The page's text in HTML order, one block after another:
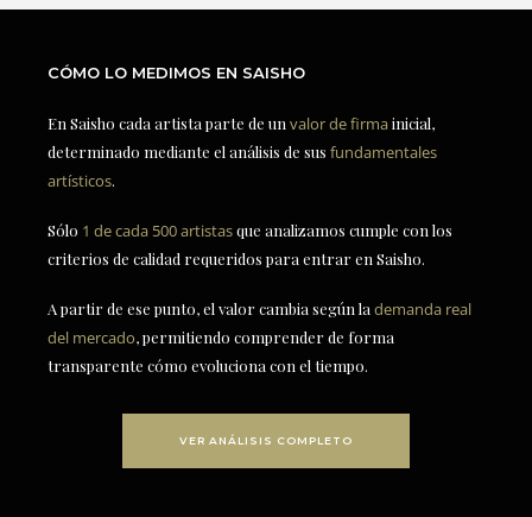
CÓMO LO MEDIMOS EN SAISHO
En Saisho cada artista parte de un valor de firmainicial,
determinado mediante el análisis de sus fundamentales
artísticos.
Sólo 1 de cada 500 artistasque analizamos cumple con los
criterios de calidad requeridos para entrar en Saisho.
A partir de ese punto, el valor cambia según la demanda real
del mercado, permitiendo comprender de forma
transparente cómo evoluciona con el tiempo.
VER ANÁLISIS COMPLETO